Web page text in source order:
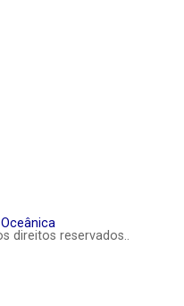
direitos reservados..